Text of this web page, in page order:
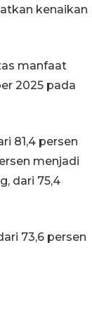
kenaikan
manfaat
2025 pada
81,4 persen
menjadi
dari 75,4
73,6 persen